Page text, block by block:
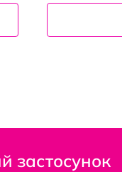
застосунок